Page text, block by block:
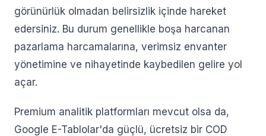
görünürlük olmadan belirsizlik içinde hareket
edersiniz. Bu durum genellikle boşa harcanan
pazarlama harcamalarına, verimsiz envanter
yönetimine ve nihayetinde kaybedilen gelire yol
açar.
Premium analitik platformları mevcut olsa da,
Google E-Tablolar'da güçlü, ücretsiz bir COD